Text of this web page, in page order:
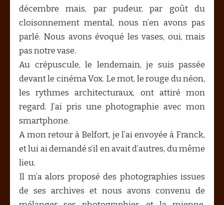
décembre mais, par pudeur, par goût du
cloisonnement mental, nous n’en avons pas
parlé. Nous avons évoqué les vases, oui, mais
pas notre vase.
Au crépuscule, le lendemain, je suis passée
devant le cinéma Vox. Le mot, le rouge du néon,
les rythmes architecturaux, ont attiré mon
regard. J’ai pris une photographie avec mon
smartphone.
A mon retour à Belfort, je l’ai envoyée à Franck,
et lui ai demandé s’il en avait d’autres, du même
lieu.
Il m’a alors proposé des photographies issues
de ses archives et nous avons convenu de